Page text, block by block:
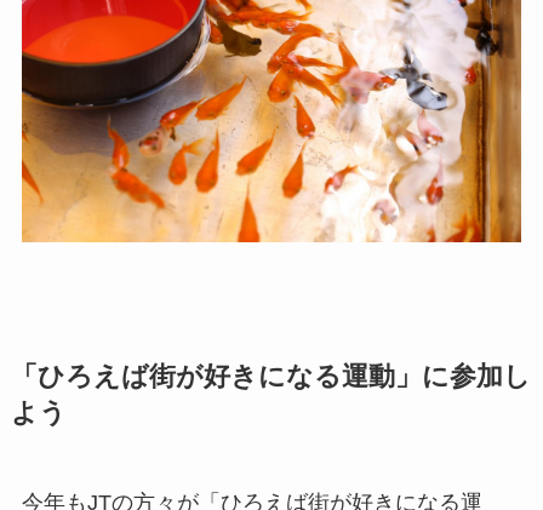
「ひろえば街が好きになる運動」に参加し
よう
今年もJTの方々が「ひろえば街が好きになる運